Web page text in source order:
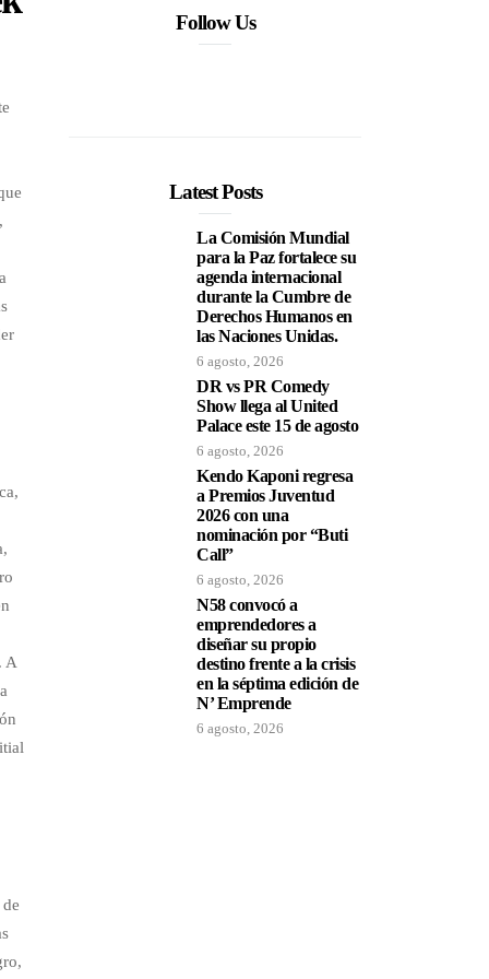
A
Follow Us
Latest Posts
La Comisión Mundial
para la Paz fortalece su
agenda internacional
durante la Cumbre de
Derechos Humanos en
las Naciones Unidas.
6 agosto, 2026
DR vs PR Comedy
Show llega al United
Palace este 15 de agosto
6 agosto, 2026
Kendo Kaponi regresa
a Premios Juventud
2026 con una
nominación por “Buti
Call”
6 agosto, 2026
N58 convocó a
emprendedores a
diseñar su propio
destino frente a la crisis
en la séptima edición de
N’ Emprende
6 agosto, 2026